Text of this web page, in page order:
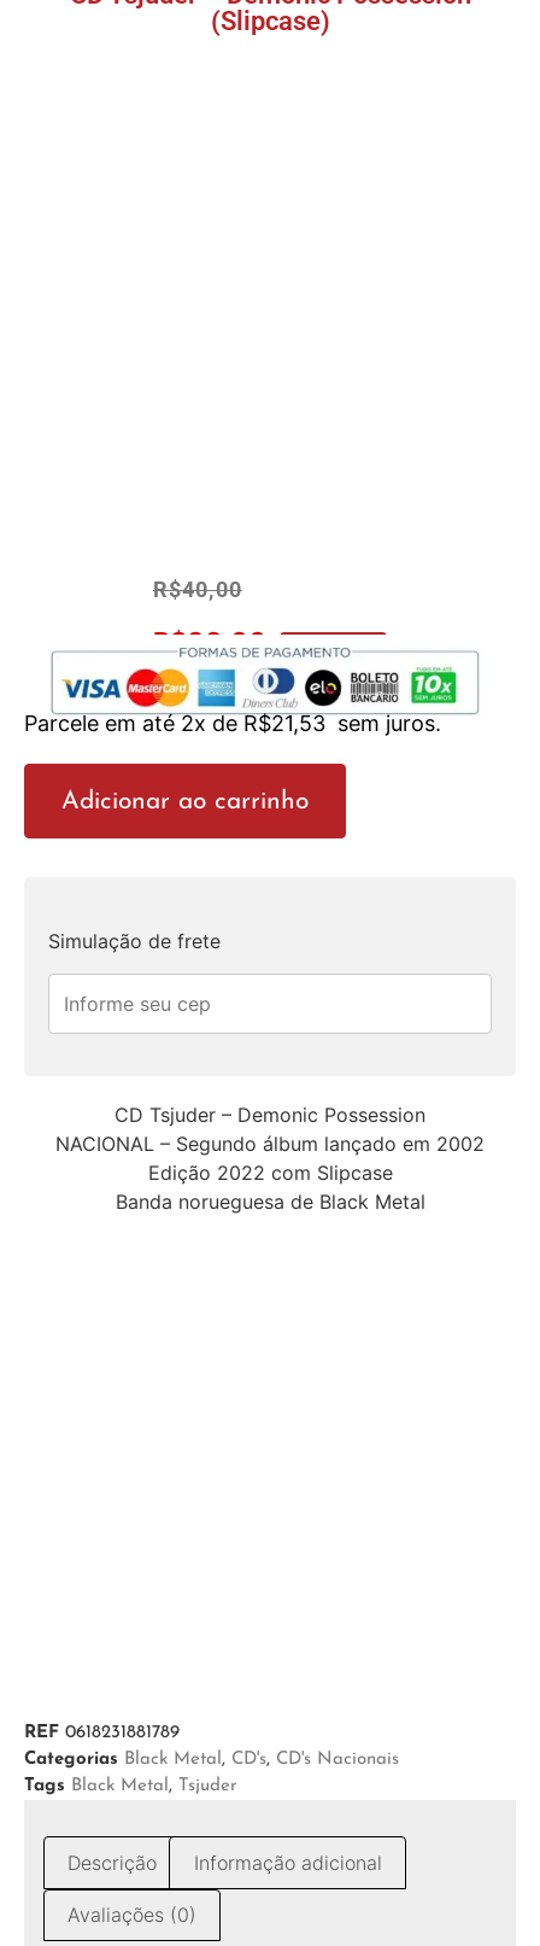
(Slipcase)
R$40,00
R$38,00 No Pix 5% OFF
Parcele em até 2x deR$21,53 sem juros.
Adicionar ao carrinho
Simulação de frete
CD Tsjuder – Demonic Possession
NACIONAL – Segundo álbum lançado em 2002
Edição 2022 com Slipcase
Banda norueguesa de Black Metal
REF 0618231881789
Categorias Black Metal, CD's, CD's Nacionais
Tags Black Metal, Tsjuder
Descrição Informação adicional
Avaliações (0)